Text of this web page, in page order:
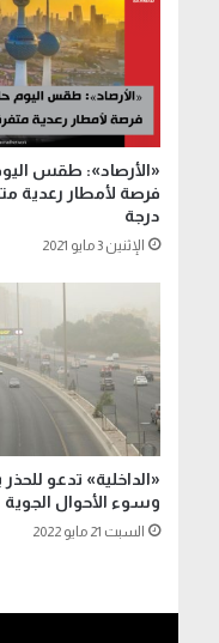
«الأرصاد»: طقس
درجة
الإثنين 3 مايو 2021
«الداخلية» تدعو
وسوء الأحوال الجوية
السبت 21 مايو 2022